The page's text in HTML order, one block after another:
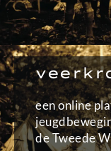
een online
de Tweede